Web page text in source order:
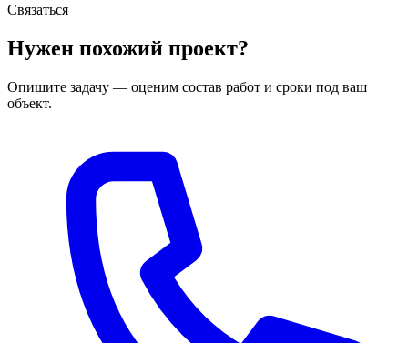
Связаться
Нужен похожий проект?
Опишите задачу — оценим состав работ и сроки под ваш
объект.